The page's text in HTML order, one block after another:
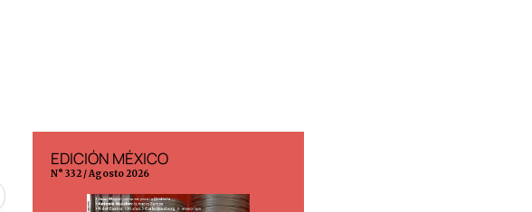
EDICIÓN MÉXICO
N° 332 / Agosto 2026